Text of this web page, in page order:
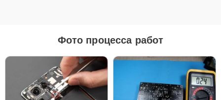
Повреждения корпуса или рамы
Для начала ремонта свяжитесь с нами по телефону+7 (347) 214-
или оставьте Заявку на сайте
. Специалист службы заботы о
клиентах свяжется с вами в течение минуты, чтобы уточнить
детали обращения и записать на диагностику и необходимое
обслуживание.
Фото процесса работ